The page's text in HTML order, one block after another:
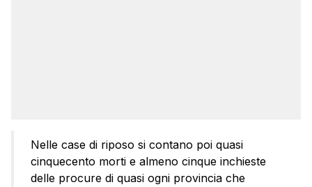
Nelle case di riposo si contano poi quasi
cinquecento morti e almeno cinque inchieste
delle procure di quasi ogni provincia che